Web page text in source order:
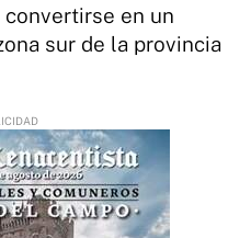
convertirse en un
sur de la provincia